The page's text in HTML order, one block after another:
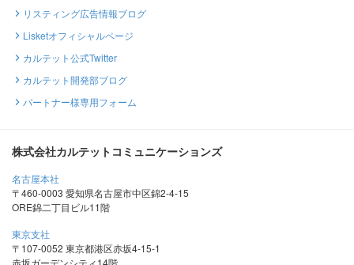
リスティング広告情報ブログ
Lisketオフィシャルページ
カルテット公式Twitter
カルテット開発部ブログ
パートナー様専用フォーム
株式会社カルテットコミュニケーションズ
名古屋本社
〒460-0003 愛知県名古屋市中区錦2-4-15
ORE錦二丁目ビル11階
東京支社
〒107-0052 東京都港区赤坂4-15-1